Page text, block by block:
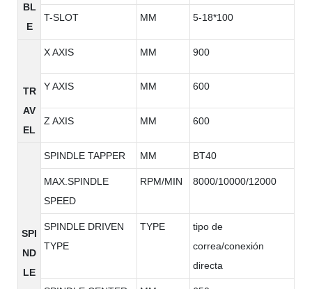
BL
E
T-SLOT MM 5-18*100
TR
AV
EL
X AXIS MM 900
Y AXIS MM 600
Z AXIS MM 600
SPI
ND
LE
SPINDLE TAPPER MM BT40
MAX.SPINDLE
SPEED
RPM/MIN 8000/10000/12000
SPINDLE DRIVEN
TYPE
TYPE
tipo de
correa/conexión
directa